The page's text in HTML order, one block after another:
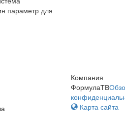
параметр для
Компания
ФормулаТВ
Карта сайта